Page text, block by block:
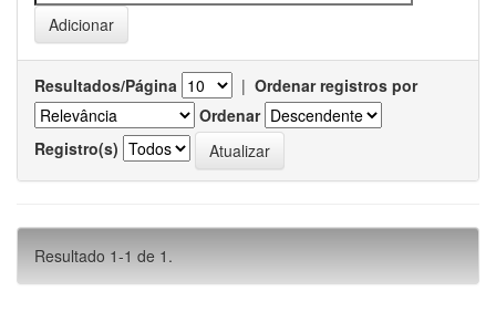
Resultados/Página | Ordenar registros por
Ordenar
Registro(s)
Resultado 1-1 de 1.